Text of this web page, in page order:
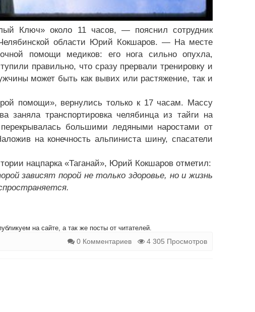
Ключ» около 11 часов, — пояснил сотрудник
Челябинской области Юрий Кокшаров. — На месте
помощи медиков: его нога сильно опухла,
правильно, что сразу прервали тренировку и
может быть как вывих или растяжение, так и
помощи», вернулись только к 17 часам. Массу
транспортировка челябинца из тайги на
большими ледяными наростами от
на конечность альпиниста шину, спасатели
нацпарка «Таганай», Юрий Кокшаров отметил:
зависят порой не только здоровье, но и жизнь
на сайте, а так же посты от читателей.
0 Комментариев 4 305 Просмотров